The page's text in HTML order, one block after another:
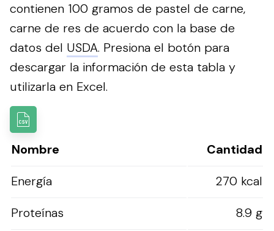
contienen 100 gramos de pastel de carne,
carne de res de acuerdo con la base de
datos del USDA. Presiona el botón para
descargar la información de esta tabla y
utilizarla en Excel.
Nombre
Cantidad
Energía
270 kcal
Proteínas
8.9 g